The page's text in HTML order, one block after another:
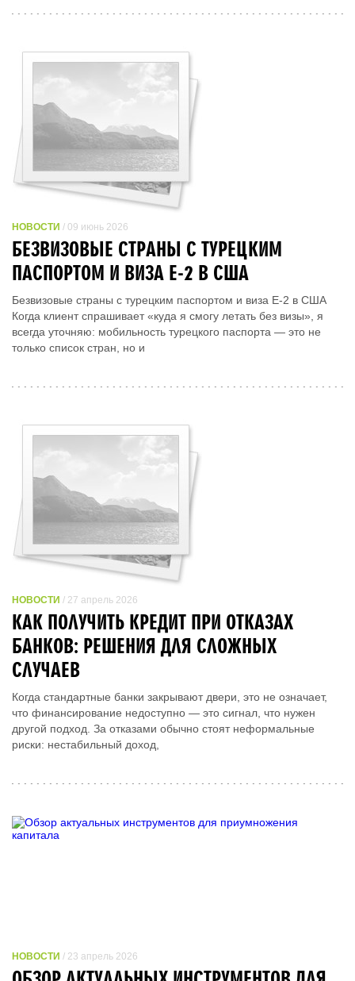
НОВОСТИ / 09 июнь 2026
БЕЗВИЗОВЫЕ СТРАНЫ С ТУРЕЦКИМ
ПАСПОРТОМ И ВИЗА E-2 В США
Безвизовые страны с турецким паспортом и виза E-2 в США
Когда клиент спрашивает «куда я смогу летать без визы», я
всегда уточняю: мобильность турецкого паспорта — это не
только список стран, но и
НОВОСТИ / 27 апрель 2026
КАК ПОЛУЧИТЬ КРЕДИТ ПРИ ОТКАЗАХ
БАНКОВ: РЕШЕНИЯ ДЛЯ СЛОЖНЫХ
СЛУЧАЕВ
Когда стандартные банки закрывают двери, это не означает,
что финансирование недоступно — это сигнал, что нужен
другой подход. За отказами обычно стоят неформальные
риски: нестабильный доход,
НОВОСТИ / 23 апрель 2026